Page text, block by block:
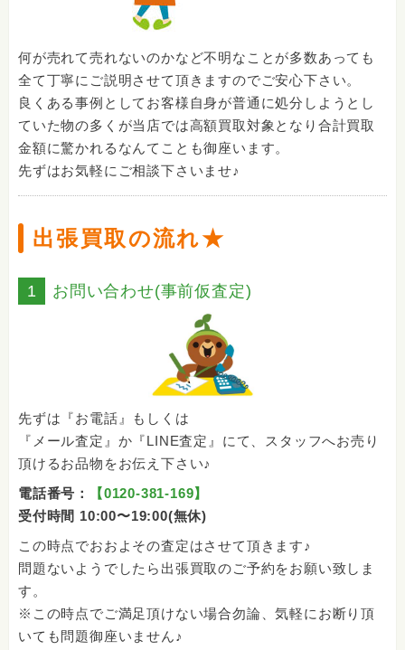
何が売れて売れないのかなど不明なことが多数あっても
全て丁寧にご説明させて頂きますのでご安心下さい。
良くある事例としてお客様自身が普通に処分しようとし
ていた物の多くが当店では高額買取対象となり合計買取
金額に驚かれるなんてことも御座います。
先ずはお気軽にご相談下さいませ♪
出張買取の流れ★
1 お問い合わせ(事前仮査定)
先ずは『お電話』もしくは
『メール査定』か『LINE査定』にて、スタッフへお売り
頂けるお品物をお伝え下さい♪
電話番号：
【0120-381-169】
受付時間 10:00〜19:00(無休)
この時点でおおよその査定はさせて頂きます♪
問題ないようでしたら出張買取のご予約をお願い致しま
す。
※この時点でご満足頂けない場合勿論、気軽にお断り頂
いても問題御座いません♪